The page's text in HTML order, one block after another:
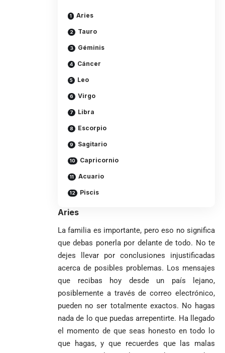
Aries
Tauro
Géminis
Cáncer
Leo
Virgo
Libra
Escorpio
Sagitario
Capricornio
Acuario
Piscis
Aries
La familia es importante, pero eso no significa
que debas ponerla por delante de todo. No te
dejes llevar por conclusiones injustificadas
acerca de posibles problemas. Los mensajes
que recibas hoy desde un país lejano,
posiblemente a través de correo electrónico,
pueden no ser totalmente exactos. No hagas
nada de lo que puedas arrepentirte. Ha llegado
el momento de que seas honesto en todo lo
que hagas, y que recuerdes que las malas
Fico Gutiérrez
denuncia
presiones
para asistir a
evento de
Medellín
durante
marcha del 1
de mayo
VER MÁS
Tarso revive el
Jesús Aníbal
Gómez a 90 años
El papa León XIV
nombra al padre
Diego Luis Rendón
Urrea como nuevo
obispo de Jericó
Política
Gustavo Petro
Angie
Rodríguez tras
de corrupción
Iván Cepeda
reconoce el
preconteo,
pero pide
33.000 mesas
El golazo de
Sidny Lopes
Cabral de
Cabo Verde
ante Argentina
es elegido el
mejor del
ColumnistasVER
Petro usó para
MOTORES, LA
Iglesia
Tarso revive el
Gómez a 90 años
de su martirio
El papa León XIV
nombra al padre
Diego Luis Rendón
Urrea como nuevo
obispo de Jericó